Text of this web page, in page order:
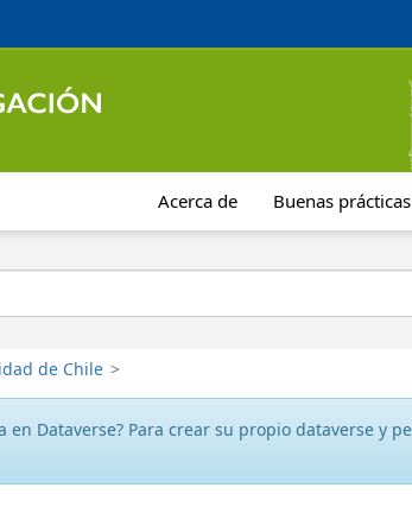
Acerca de Buenas prácticas
de Chile >
en Dataverse? Para crear su propio dataverse y